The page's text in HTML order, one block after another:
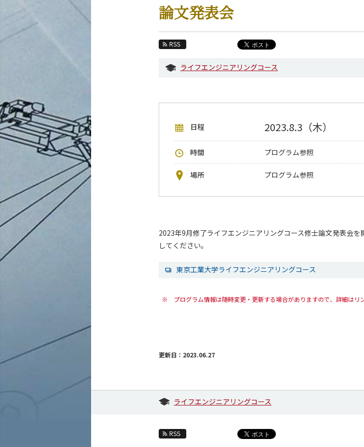
論文発表会
RSS
ライフエンジニアリングコース
日程 2023.8.3（木）
時間 プログラム参照
場所 プログラム参照
2023年9月修了ライフエンジニアリングコース修士論文発表会
してください。
東京工業大学ライフエンジニアリングコース
※ プログラム情報は随時変更・更新する場合がありますので、詳細はリ
更新日：2023.06.27
ライフエンジニアリングコース
RSS
イベントカレンダー